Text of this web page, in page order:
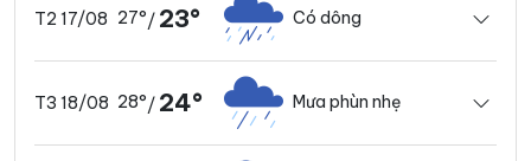
T2 17/08 27°/ 23° Có dông
T3 18/08 28°/ 24° Mưa phùn nhẹ